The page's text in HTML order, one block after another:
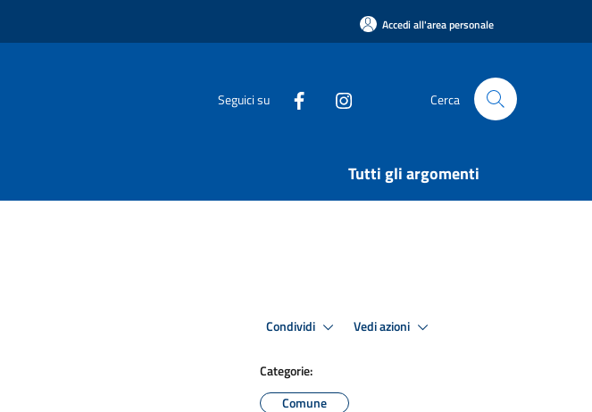
Accedi all'area personale
Seguici su Cerca
Tutti gli argomenti
Condividi Vedi azioni
Categorie:
Comune